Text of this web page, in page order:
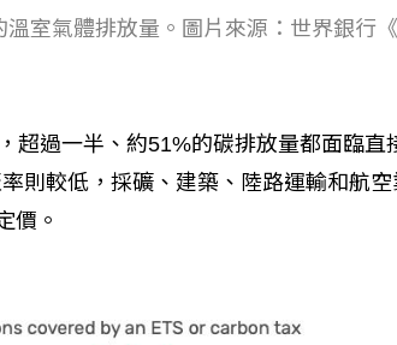
室氣體排放量。圖片來源：世界銀行
超過一半、約51%的碳排放量都面臨直
則較低，採礦、建築、陸路運輸和航
價。
命運的真實故事
社工如何改變